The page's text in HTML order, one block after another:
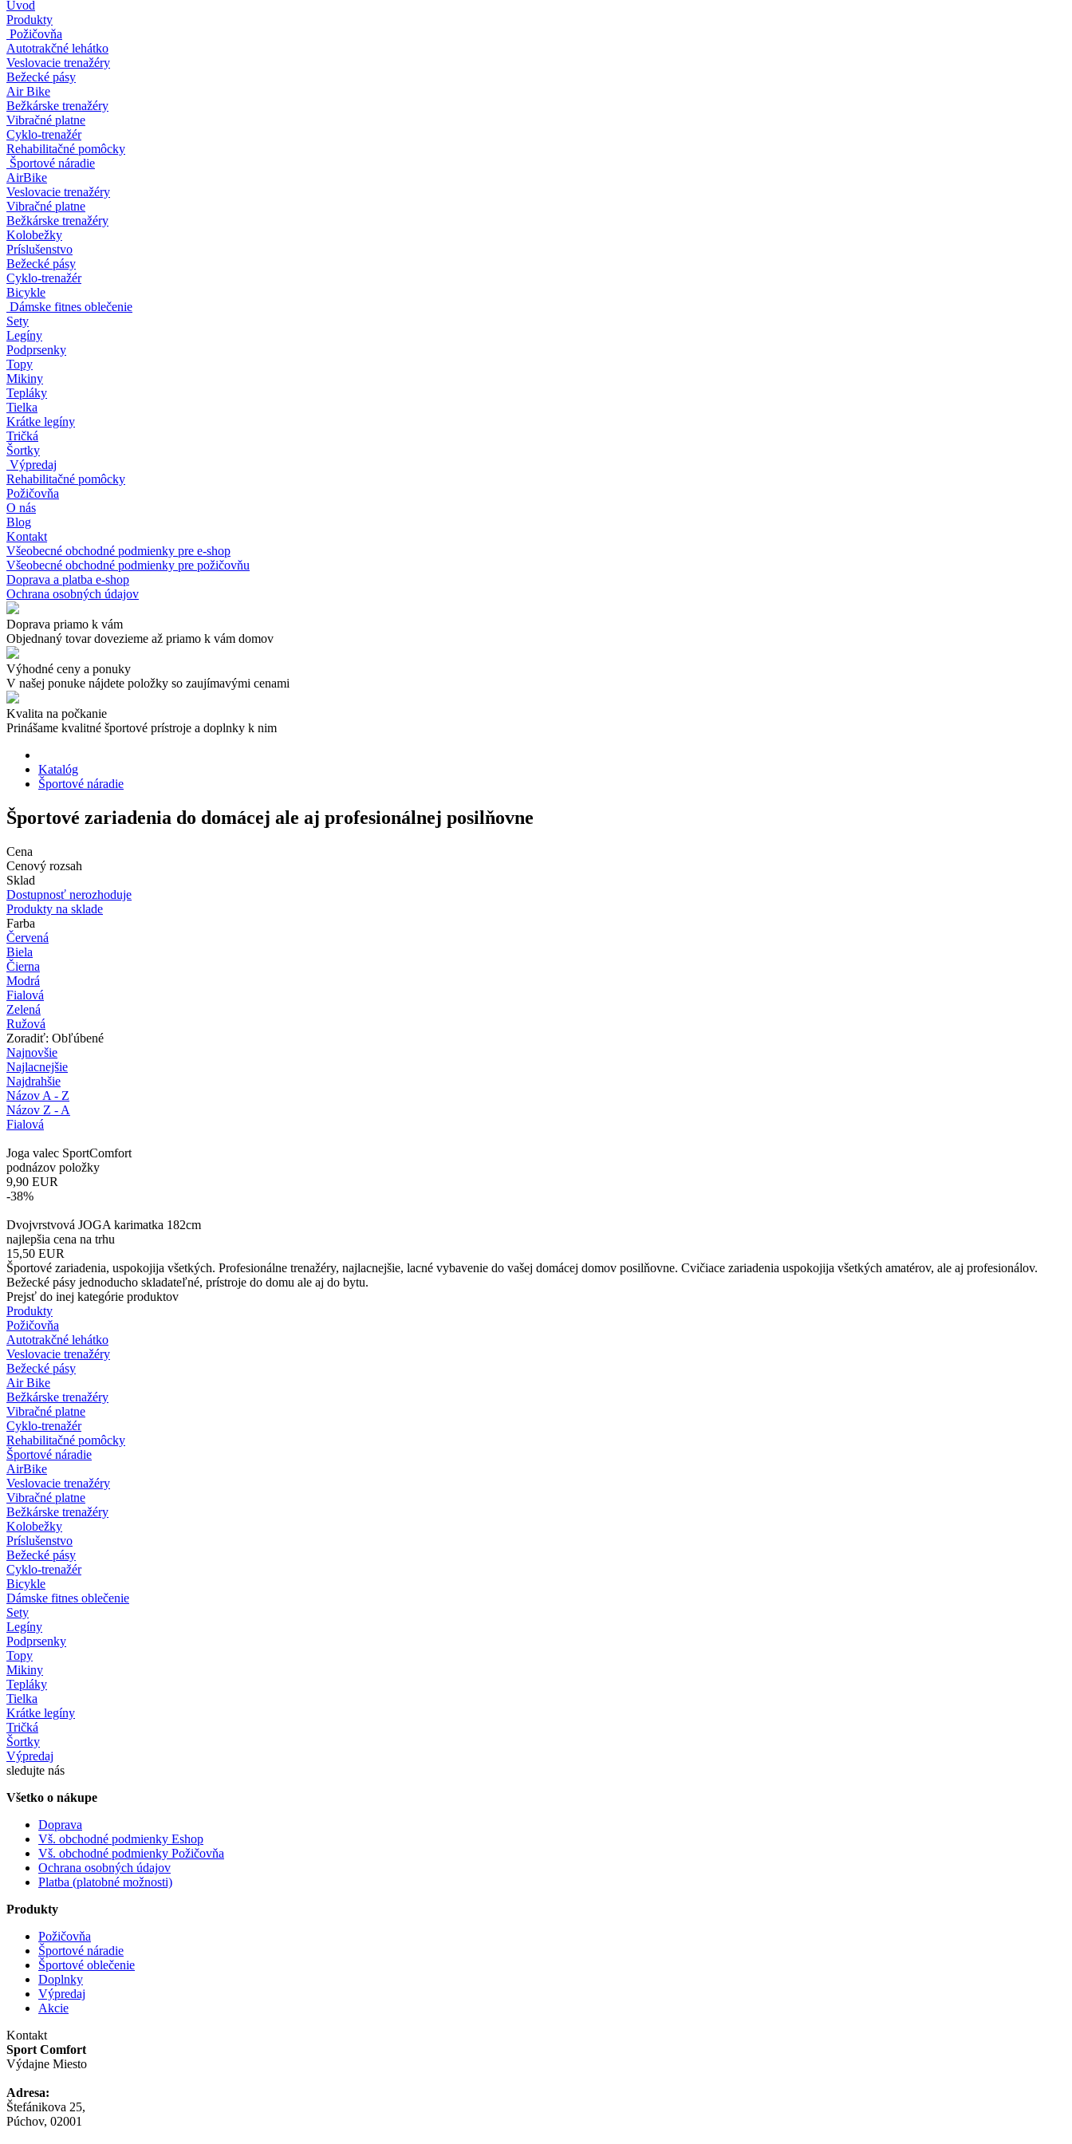
Úvod
Produkty
Požičovňa
Autotrakčné lehátko
Veslovacie trenažéry
Bežecké pásy
Air Bike
Bežkárske trenažéry
Vibračné platne
Cyklo-trenažér
Rehabilitačné pomôcky
Športové náradie
AirBike
Veslovacie trenažéry
Vibračné platne
Bežkárske trenažéry
Kolobežky
Príslušenstvo
Bežecké pásy
Cyklo-trenažér
Bicykle
Dámske fitnes oblečenie
Sety
Legíny
Podprsenky
Topy
Mikiny
Tepláky
Tielka
Krátke legíny
Tričká
Šortky
Výpredaj
Rehabilitačné pomôcky
Požičovňa
O nás
Blog
Kontakt
Všeobecné obchodné podmienky pre e-shop
Všeobecné obchodné podmienky pre požičovňu
Doprava a platba e-shop
Ochrana osobných údajov
Doprava priamo k vám
Objednaný tovar dovezieme až priamo k vám domov
Výhodné ceny a ponuky
V našej ponuke nájdete položky so zaujímavými cenami
Kvalita na počkanie
Prinášame kvalitné športové prístroje a doplnky k nim
Katalóg
Športové náradie
Športové zariadenia do domácej ale aj profesionálnej posilňovne
Cena
Cenový rozsah
Sklad
Dostupnosť nerozhoduje
Produkty na sklade
Farba
Červená
Biela
Čierna
Modrá
Fialová
Zelená
Ružová
Zoradiť: Obľúbené
Najnovšie
Najlacnejšie
Najdrahšie
Názov A - Z
Názov Z - A
Fialová
Joga valec SportComfort
podnázov položky
9,90 EUR
-38%
Dvojvrstvová JOGA karimatka 182cm
najlepšia cena na trhu
15,50 EUR
Športové zariadenia, uspokojija všetkých. Profesionálne trenažéry, najlacnejšie, lacné vybavenie do vašej domácej domov posilňovne. Cvičiace zariadenia uspokojija všetkých amatérov, ale aj profesionálov.
Bežecké pásy jednoducho skladateľné, prístroje do domu ale aj do bytu.
Prejsť do inej kategórie produktov
Produkty
Požičovňa
Autotrakčné lehátko
Veslovacie trenažéry
Bežecké pásy
Air Bike
Bežkárske trenažéry
Vibračné platne
Cyklo-trenažér
Rehabilitačné pomôcky
Športové náradie
AirBike
Veslovacie trenažéry
Vibračné platne
Bežkárske trenažéry
Kolobežky
Príslušenstvo
Bežecké pásy
Cyklo-trenažér
Bicykle
Dámske fitnes oblečenie
Sety
Legíny
Podprsenky
Topy
Mikiny
Tepláky
Tielka
Krátke legíny
Tričká
Šortky
Výpredaj
sledujte nás
Všetko o nákupe
Doprava
Vš. obchodné podmienky Eshop
Vš. obchodné podmienky Požičovňa
Ochrana osobných údajov
Platba (platobné možnosti)
Produkty
Požičovňa
Športové náradie
Športové oblečenie
Doplnky
Výpredaj
Akcie
Kontakt
Sport Comfort
Výdajne Miesto
Adresa:
Štefánikova 25,
Púchov, 02001